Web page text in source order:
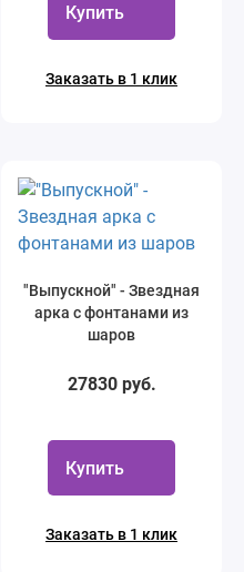
Купить
Заказать в 1 клик
"Выпускной" - Звездная
арка с фонтанами из
шаров
27830 руб.
Купить
Заказать в 1 клик